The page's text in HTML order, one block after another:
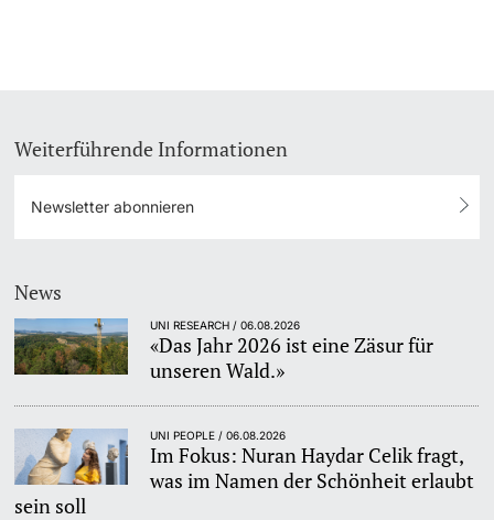
Weiterführende Informationen
Newsletter abonnieren
News
UNI RESEARCH / 06.08.2026
«Das Jahr 2026 ist eine Zäsur für
unseren Wald.»
UNI PEOPLE / 06.08.2026
Im Fokus: Nuran Haydar Celik fragt,
was im Namen der Schönheit erlaubt
sein soll